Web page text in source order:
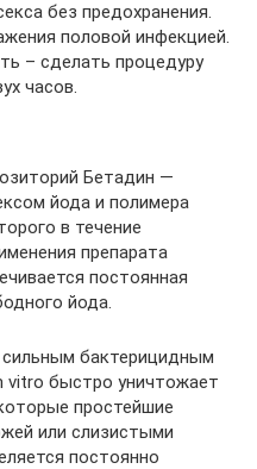
без предохранения.
половой инфекцией.
– сделать процедуру
часов.
Бетадин —
йода и полимера
в течение
препарата
постоянная
йода.
бактерицидным
vitro быстро уничтожает
простейшие
или слизистыми
постоянно